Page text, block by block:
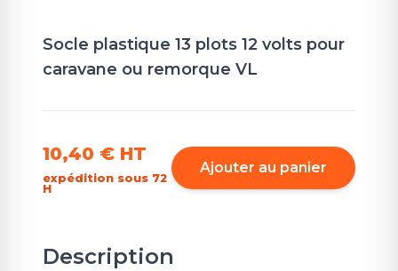
Socle plastique 13 plots 12 volts pour
caravane ou remorque VL
10,40 € HT
expédition sous 72
H
Ajouter au panier
Description